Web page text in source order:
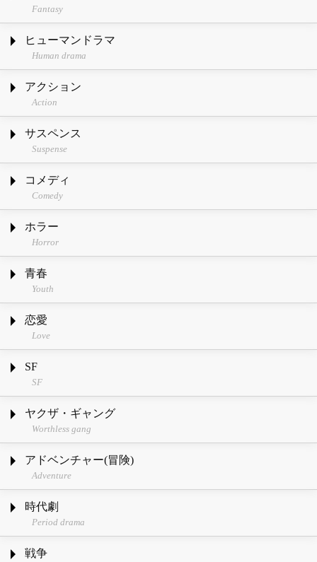
Fantasy
ヒューマンドラマ
Human drama
アクション
Action
サスペンス
Suspense
コメディ
Comedy
ホラー
Horror
青春
Youth
恋愛
Love
SF
SF
ヤクザ・ギャング
Worthless gang
アドベンチャー(冒険)
Adventure
時代劇
Period drama
戦争